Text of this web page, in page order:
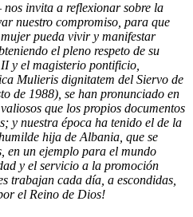
nos invita a reflexionar sobre la
nuestro compromiso, para que
pueda vivir y manifestar
el pleno respeto de su
y el magisterio pontificio,
Mulieris dignitatem del Siervo de
de 1988), se han pronunciado en
que los propios documentos
y nuestra época ha tenido el de la
hija de Albania, que se
un ejemplo para el mundo
y el servicio a la promoción
trabajan cada día, a escondidas,
el Reino de Dios!